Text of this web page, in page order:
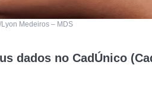
Medeiros – MDS
dados no CadÚnico